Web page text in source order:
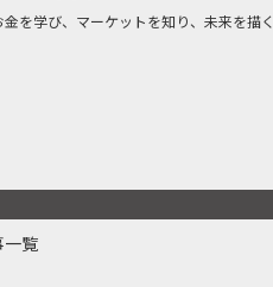
金を学び、マーケットを知り、未来を描く
一覧